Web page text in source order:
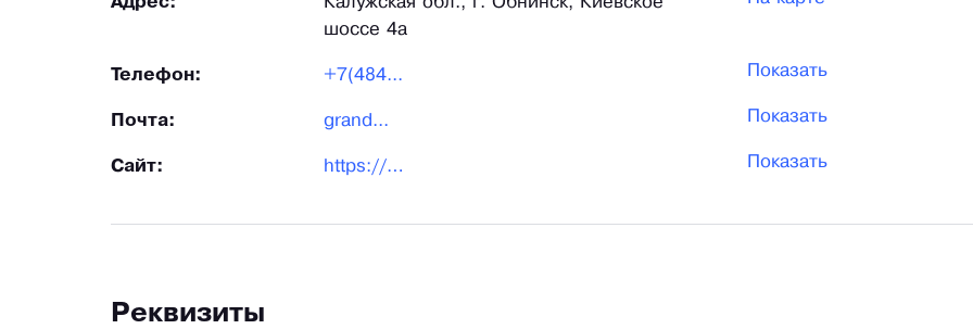
шоссе 4а
Телефон: +7(484... Показать
Почта: grand... Показать
Сайт: https://grandzavod.ru/ Показать
Реквизиты